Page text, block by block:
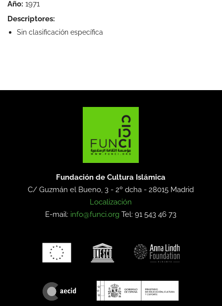
Año: 1971
Descriptores:
Sin clasificación específica
Fundación de Cultura Islámica
C/ Guzmán el Bueno, 3 - 2º dcha -28015 Madrid
Localización
E-mail: info@funci.org Tel: 91 543 46 73